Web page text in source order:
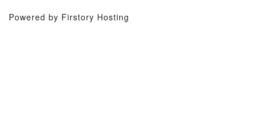
Powered by Firstory Hosting